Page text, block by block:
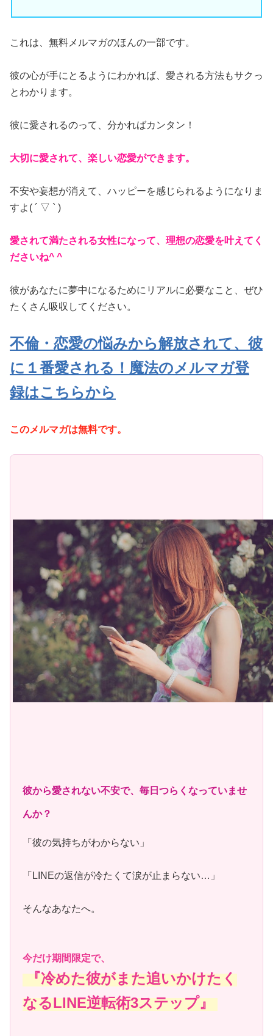
これは、無料メルマガのほんの一部です。
彼の心が手にとるようにわかれば、愛される方法もサクっ
とわかります。
彼に愛されるのって、分かればカンタン！
大切に愛されて、楽しい恋愛ができます。
不安や妄想が消えて、ハッピーを感じられるようになりま
すよ( ´ ▽ ` )
愛されて満たされる女性になって、理想の恋愛を叶えてく
ださいね^ ^
彼があなたに夢中になるためにリアルに必要なこと、ぜひ
たくさん吸収してください。
不倫・恋愛の悩みから解放されて、彼
に１番愛される！魔法のメルマガ登
録はこちらから
このメルマガは無料です。
彼から愛されない不安で、毎日つらくなっていませ
んか？
「彼の気持ちがわからない」
「LINEの返信が冷たくて涙が止まらない…」
そんなあなたへ。
今だけ期間限定で、
『冷めた彼がまた追いかけたく
なるLINE逆転術3ステップ』